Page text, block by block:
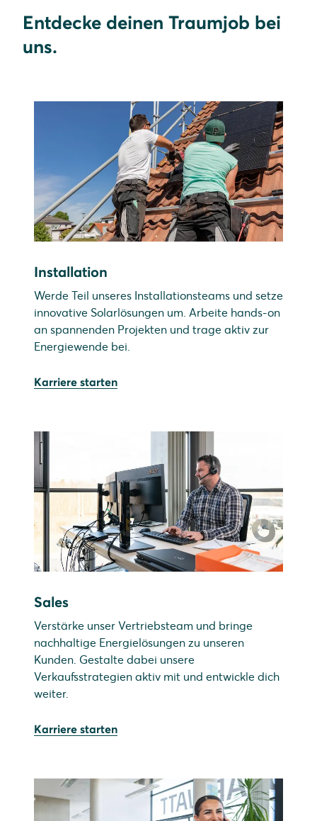
Entdecke deinen Traumjob bei
uns.
Installation
Werde Teil unseres Installationsteams und setze
innovative Solarlösungen um. Arbeite hands-on
an spannenden Projekten und trage aktiv zur
Energiewende bei.
Karriere starten
Sales
Verstärke unser Vertriebsteam und bringe
nachhaltige Energielösungen zu unseren
Kunden. Gestalte dabei unsere
Verkaufsstrategien aktiv mit und entwickle dich
weiter.
Karriere starten